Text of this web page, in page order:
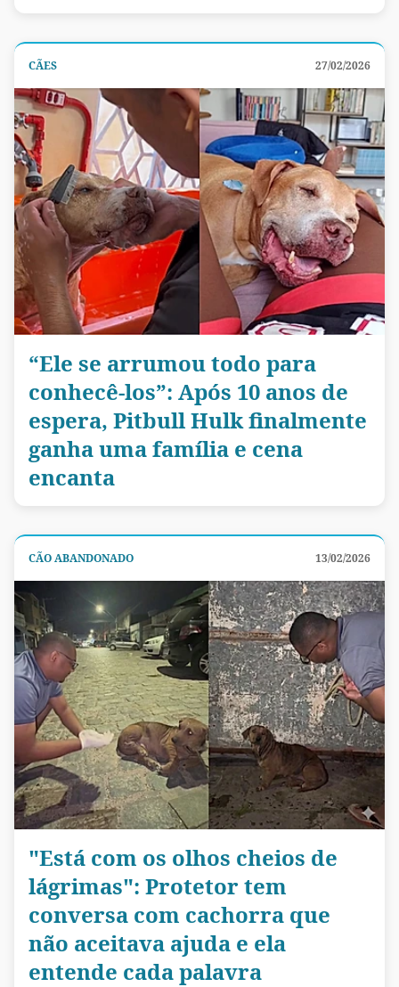
CÃES 27/02/2026
“Ele se arrumou todo para
conhecê-los”: Após 10 anos de
espera, Pitbull Hulk finalmente
ganha uma família e cena
encanta
CÃO ABANDONADO 13/02/2026
"Está com os olhos cheios de
lágrimas": Protetor tem
conversa com cachorra que
não aceitava ajuda e ela
entende cada palavra